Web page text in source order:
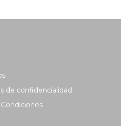
de confidencialidad